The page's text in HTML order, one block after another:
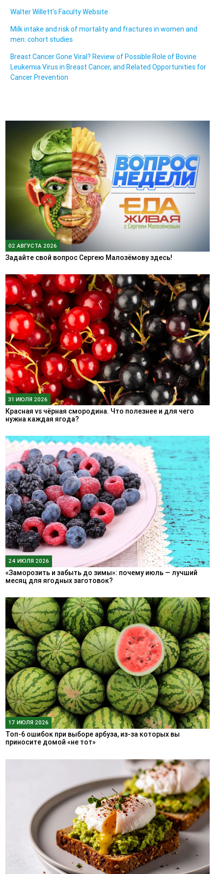
Walter Willett's Faculty Website
Milk intake and risk of mortality and fractures in women and
men: cohort studies
Breast Cancer Gone Viral? Review of Possible Role of Bovine
Leukemia Virus in Breast Cancer, and Related Opportunities for
Cancer Prevention
02 АВГУСТА 2026
Задайте свой вопрос Сергею Малозёмову здесь!
31 ИЮЛЯ 2026
Красная vs чёрная смородина. Что полезнее и для чего
нужна каждая ягода?
24 ИЮЛЯ 2026
«Заморозить и забыть до зимы»: почему июль — лучший
месяц для ягодных заготовок?
17 ИЮЛЯ 2026
Топ-6 ошибок при выборе арбуза, из-за которых вы
приносите домой «не тот»